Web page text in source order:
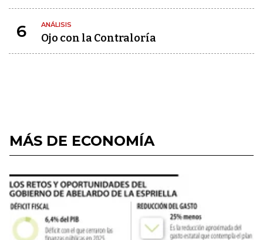
6 ANÁLISIS
Ojo con la Contraloría
MÁS DE ECONOMÍA